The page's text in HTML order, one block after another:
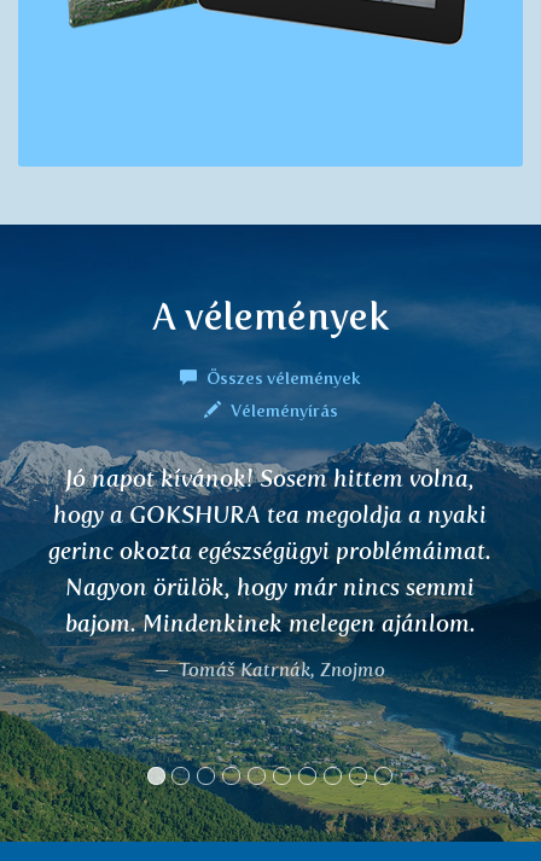
A vélemények
Összes vélemények
Véleményírás
Jó napot, két hónapja használom az
ARJUNA teát a szívműködésre.
Szívaritmia problémám van, de a tea
segített. Nem érzem a szívritmuskihagyást
vagy egyenetlenséget, jól érzem magam.
Olga